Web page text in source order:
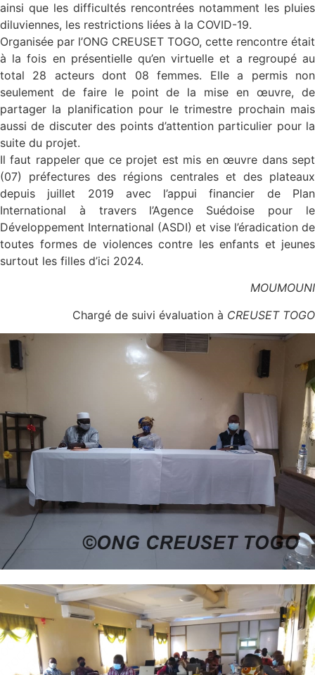
ainsi que les difficultés rencontrées notamment les pluies
diluviennes, les restrictions liées à la COVID-19.
Organisée par l’ONG CREUSET TOGO, cette rencontre était
à la fois en présentielle qu’en virtuelle et a regroupé au
total 28 acteurs dont 08 femmes. Elle a permis non
seulement de faire le point de la mise en œuvre, de
partager la planification pour le trimestre prochain mais
aussi de discuter des points d’attention particulier pour la
suite du projet.
Il faut rappeler que ce projet est mis en œuvre dans sept
(07) préfectures des régions centrales et des plateaux
depuis juillet 2019 avec l’appui financier de Plan
International à travers l’Agence Suédoise pour le
Développement International (ASDI) et vise l’éradication de
toutes formes de violences contre les enfants et jeunes
surtout les filles d’ici 2024.
MOUMOUNI
Chargé de suivi évaluation à CREUSET TOGO